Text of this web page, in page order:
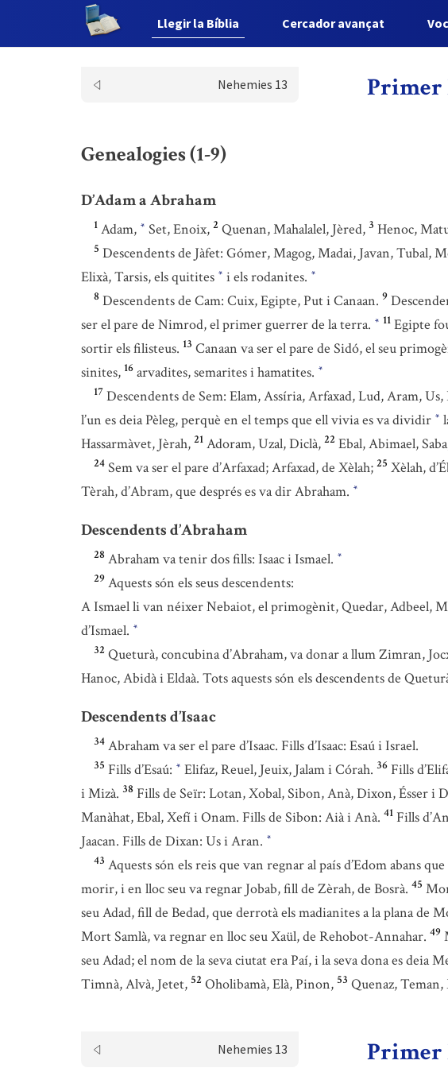
Llegir la Bíblia Cercador avançat
Nehemies 13 Primer
Genealogies (1-9)
D’Adam a Abraham
1 Adam, * Set, Enoix, 2 Quenan, Mahalalel, Jèred, 3 Henoc,
5 Descendents de Jàfet: Gómer, Magog, Madai, Javan, Tubal,
Elixà, Tarsis, els quitites * i els rodanites. *
8 Descendents de Cam: Cuix, Egipte, Put i Canaan. 9
ser el pare de Nimrod, el primer guerrer de la terra. * 11 Egipte
sortir els filisteus. 13 Canaan va ser el pare de Sidó, el seu
sinites, 16 arvadites, semarites i hamatites. *
17 Descendents de Sem: Elam, Assíria, Arfaxad, Lud, Aram,
l’un es deia Pèleg, perquè en el temps que ell vivia es va dividir *
Hassarmàvet, Jèrah, 21 Adoram, Uzal, Diclà, 22 Ebal, Abimael,
24 Sem va ser el pare d’Arfaxad; Arfaxad, de Xèlah; 25 Xèlah,
Tèrah, d’Abram, que després es va dir Abraham. *
Descendents d’Abraham
28 Abraham va tenir dos fills: Isaac i Ismael. *
29 Aquests són els seus descendents:
A Ismael li van néixer Nebaiot, el primogènit, Quedar, Adbeel,
d’Ismael. *
32 Queturà, concubina d’Abraham, va donar a llum Zimran,
Hanoc, Abidà i Eldaà. Tots aquests són els descendents de
Descendents d’Isaac
34 Abraham va ser el pare d’Isaac. Fills d’Isaac: Esaú i Israel.
35 Fills d’Esaú: * Elifaz, Reuel, Jeuix, Jalam i Córah. 36 Fills
i Mizà. 38 Fills de Seïr: Lotan, Xobal, Sibon, Anà, Dixon, Ésser i
Manàhat, Ebal, Xefí i Onam. Fills de Sibon: Aià i Anà. 41 Fills
Jaacan. Fills de Dixan: Us i Aran. *
43 Aquests són els reis que van regnar al país d’Edom abans
morir, i en lloc seu va regnar Jobab, fill de Zèrah, de Bosrà. 45
seu Adad, fill de Bedad, que derrotà els madianites a la plana de
Mort Samlà, va regnar en lloc seu Xaül, de Rehobot-Annahar. 49
seu Adad; el nom de la seva ciutat era Paí, i la seva dona es deia
Timnà, Alvà, Jetet, 52 Oholibamà, Elà, Pinon, 53 Quenaz,
Nehemies 13 Primer